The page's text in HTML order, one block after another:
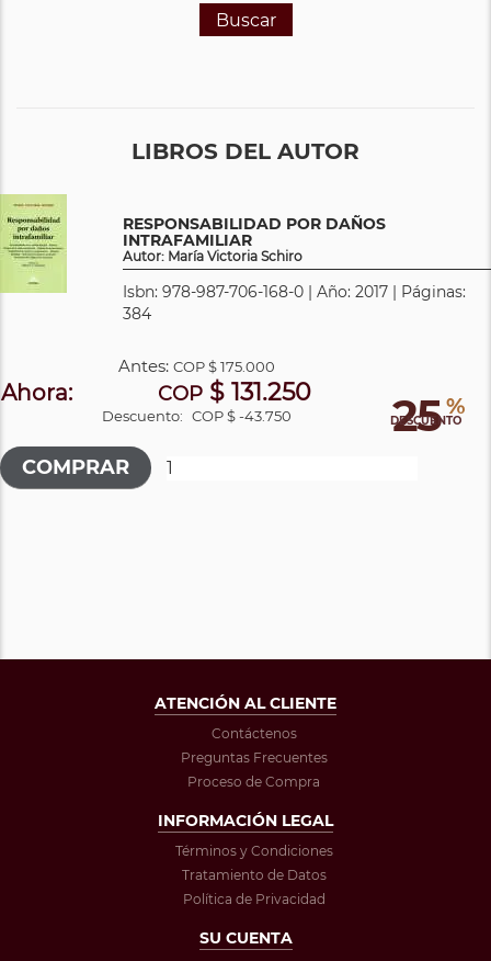
Buscar
LIBROS DEL AUTOR
RESPONSABILIDAD POR DAÑOS
INTRAFAMILIAR
Autor: María Victoria Schiro
Isbn: 978-987-706-168-0 | Año: 2017 | Páginas:
384
25 %
DESCUENTO
Antes: COP$ 175.000
Ahora: COP $ 131.250
Descuento: COP $ -43.750
ATENCIÓN AL CLIENTE
Contáctenos
Preguntas Frecuentes
Proceso de Compra
INFORMACIÓN LEGAL
Términos y Condiciones
Tratamiento de Datos
Política de Privacidad
SU CUENTA